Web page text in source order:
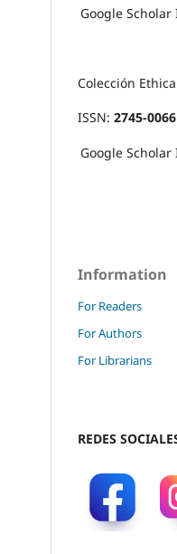
Google Scholar
Colección
ISSN: 2745-
Google Scholar
Information
For Readers
For Authors
For Librarians
REDES